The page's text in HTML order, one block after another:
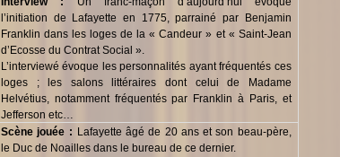
l’initiation de Lafayette en 1775, parrainé par Benjamin
Franklin dans les loges de la « Candeur » et « Saint-Jean
d’Ecosse du Contrat Social ».
L’interviewé évoque les personnalités ayant fréquentés ces
loges ; les salons littéraires dont celui de Madame
Helvétius, notamment fréquentés par Franklin à Paris, et
Jefferson etc…
Scène jouée : Lafayette âgé de 20 ans et son beau-père,
le Duc de Noailles dans le bureau de ce dernier.